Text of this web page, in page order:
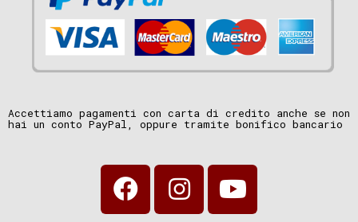
Accettiamo pagamenti con carta di credito anche se non
hai un conto PayPal, oppure tramite bonifico bancario